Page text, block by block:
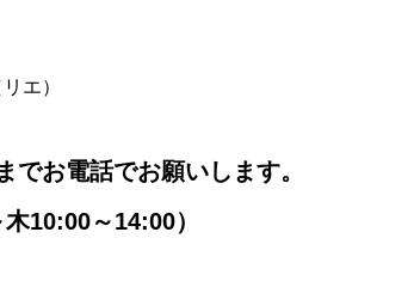
リエ）
でお電話でお願いします。
10:00～14:00）